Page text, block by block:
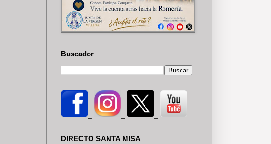
Buscador
DIRECTO SANTA MISA